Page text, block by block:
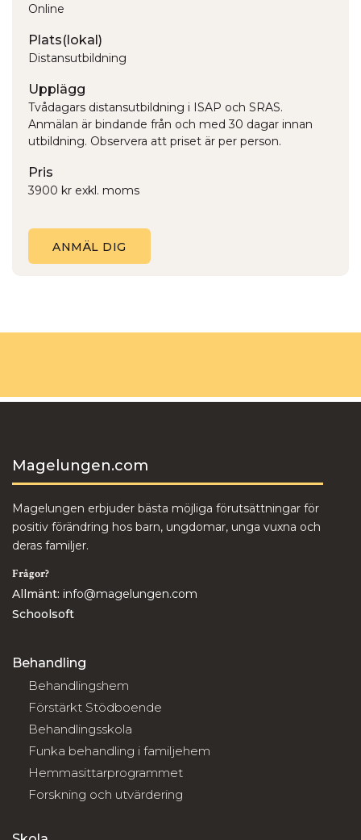
Online
Plats(lokal)
Distansutbildning
Upplägg
Tvådagars distansutbildning i ISAP och SRAS.
Anmälan är bindande från och med 30 dagar innan
utbildning. Observera att priset är per person.
Pris
3900 kr exkl. moms
ANMÄL DIG
Magelungen.com
Magelungen erbjuder bästa möjliga förutsättningar för
positiv förändring hos barn, ungdomar, unga vuxna och
deras familjer.
Frågor?
Allmänt: info@magelungen.com
Schoolsoft
Behandling
Behandlingshem
Förstärkt Stödboende
Behandlingsskola
Funka behandling i familjehem
Hemmasittarprogrammet
Forskning och utvärdering